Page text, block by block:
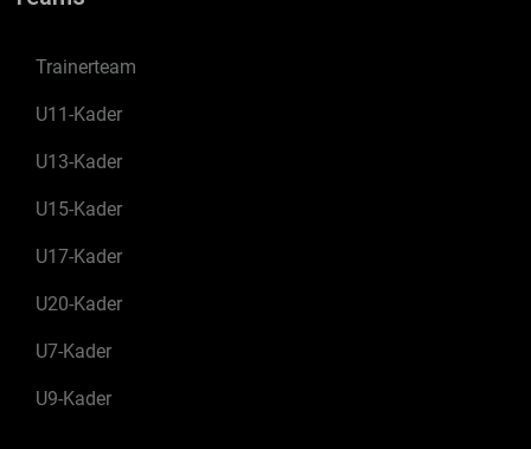
Trainerteam
U11-Kader
U13-Kader
U15-Kader
U17-Kader
U20-Kader
U7-Kader
U9-Kader